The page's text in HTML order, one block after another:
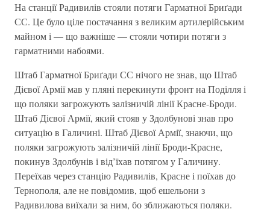
На станції Радивилів стояли потяги Гарматної Бриґади
СС. Це було ціле постачання з великим артилерійським
майном і — що важніше — стояли чотири потяги з
гарматними набоями.
Штаб Гарматної Бриґади СС нічого не знав, що Штаб
Дієвої Армії мав у пляні перекинути фронт на Поділля і
що поляки загрожують залізничій лінії Красне-Броди.
Штаб Дієвої Армії, який стояв у Здолбунові знав про
ситуацію в Галичині. Штаб Дієвої Армії, знаючи, що
поляки загрожують залізничій лінії Броди-Красне,
покинув Здолбунів і від’їхав потягом у Галичину.
Переїхав через станцію Радивилів, Красне і поїхав до
Тернополя, але не повідомив, щоб ешельони з
Радивилова виїхали за ним, бо зближаються поляки.